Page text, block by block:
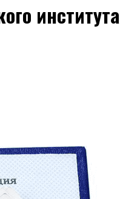
института